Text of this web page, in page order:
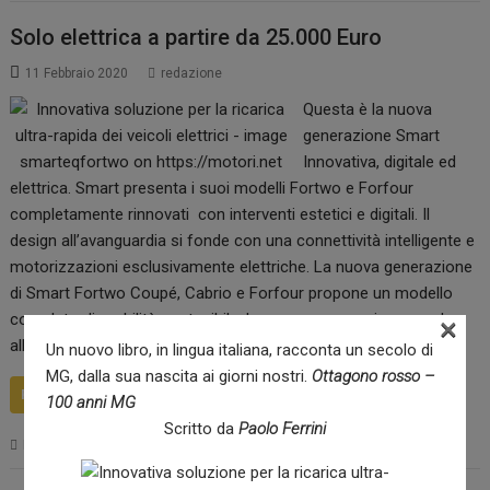
Solo elettrica a partire da 25.000 Euro
11 Febbraio 2020 redazione
Questa è la nuova
generazione Smart
Innovativa, digitale ed
elettrica. Smart presenta i suoi modelli Fortwo e Forfour
completamente rinnovati con interventi estetici e digitali. Il
design all’avanguardia si fonde con una connettività intelligente e
motorizzazioni esclusivamente elettriche. La nuova generazione
di Smart Fortwo Coupé, Cabrio e Forfour propone un modello
completo di mobilità sostenibile. La nuova generazione regala
alla…
READ MORE
Un nuovo libro, in lingua italiana, racconta un secolo di
MG, dalla sua nascita ai giorni nostri. Ottagono rosso –
100 anni MG
Scritto da Paolo Ferrini
×